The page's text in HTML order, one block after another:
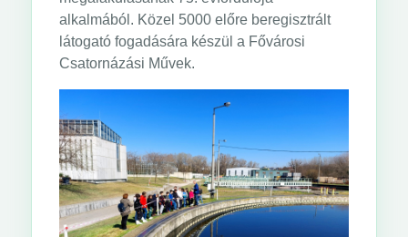
alkalmából. Közel 5000 előre beregisztrált
látogató fogadására készül a Fővárosi
Csatornázási Művek.